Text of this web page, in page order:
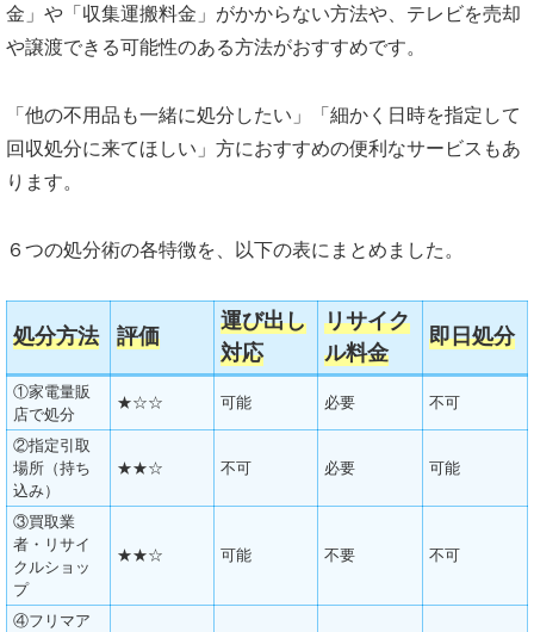
金」や「収集運搬料金」がかからない方法や、テレビを売却
や譲渡できる可能性のある方法がおすすめです。
「他の不用品も一緒に処分したい」「細かく日時を指定して
回収処分に来てほしい」方におすすめの便利なサービスもあ
ります。
６つの処分術の各特徴を、以下の表にまとめました。
処分方法 評価
運び出し
対応
リサイク
ル料金
即日処分
①家電量販
店で処分
★☆☆ 可能 必要 不可
②指定引取
場所（持ち
込み）
★★☆ 不可 必要 可能
③買取業
者・リサイ
クルショッ
プ
★★☆ 可能 不要 不可
④フリマア